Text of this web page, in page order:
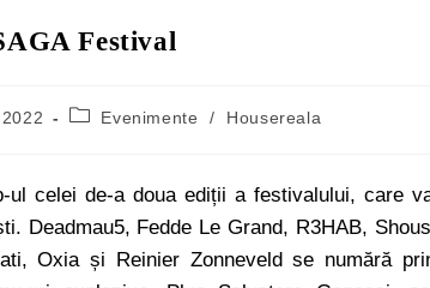
Festival
Evenimente / Housereala
ul celei de-a doua ediții a festivalului, care
Deadmau5, Fedde Le Grand, R3HAB,
Oxia și Reinier Zonneveld se numără